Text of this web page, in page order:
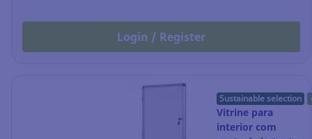
Login / Register
Sustainable selection
Vitrine para
interior com